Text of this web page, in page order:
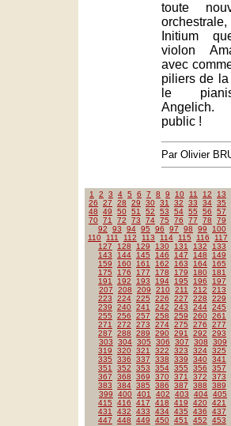
toute
Initium
violon
avec
piliers de la
le
Angelich.
public !
Par Olivier
1 2 3 4 5 6 7 8 9 10 11 12
13
26
27 28 29 30 31 32 33 34 35
48
49 50 51 52 53 54 55 56
57
70 71 72 73 74 75 76 77 78
79
92
93 94 95 96 97 98 99
100
110
111 112 113 114 115 116
117
127
128 129 130 131 132
133
143
144 145 146 147 148
149
159
160 161 162 163 164
165
175
176 177 178 179 180
181
191
192 193 194 195 196
197
207
208 209 210 211 212
213
223
224 225 226 227 228
229
239
240 241 242 243 244 245
255
256 257 258 259 260 261
271
272 273 274 275 276
277
287
288 289 290 291 292
293
303
304 305 306 307 308
309
319
320 321 322 323 324 325
335
336 337 338 339 340 341
351
352 353 354 355 356
357
367
368 369 370 371 372
373
383
384 385 386 387 388
389
399
400 401 402 403 404 405
415
416 417 418 419 420 421
431
432 433 434 435 436
437
447
448 449 450 451 452
453